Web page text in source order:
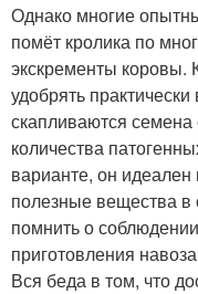
Однако многие
помёт кролика по
экскременты
удобрять
скапливаются семена
количества
варианте, он
полезные вещества
помнить о
приготовления
Вся беда в том, что